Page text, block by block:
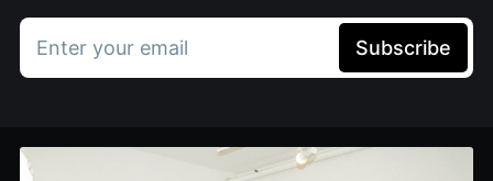
Enter your email Subscribe